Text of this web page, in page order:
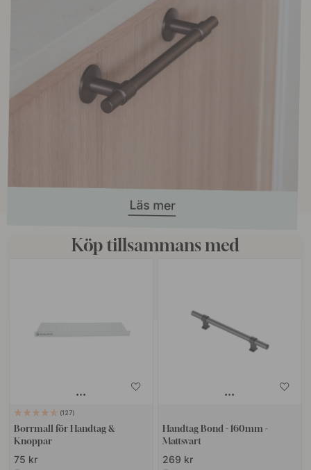
Köp tillsammans med
127
Borrmall för Handtag &
Knoppar
75 kr
Handtag Bond - 160mm -
Mattsvart
269 kr